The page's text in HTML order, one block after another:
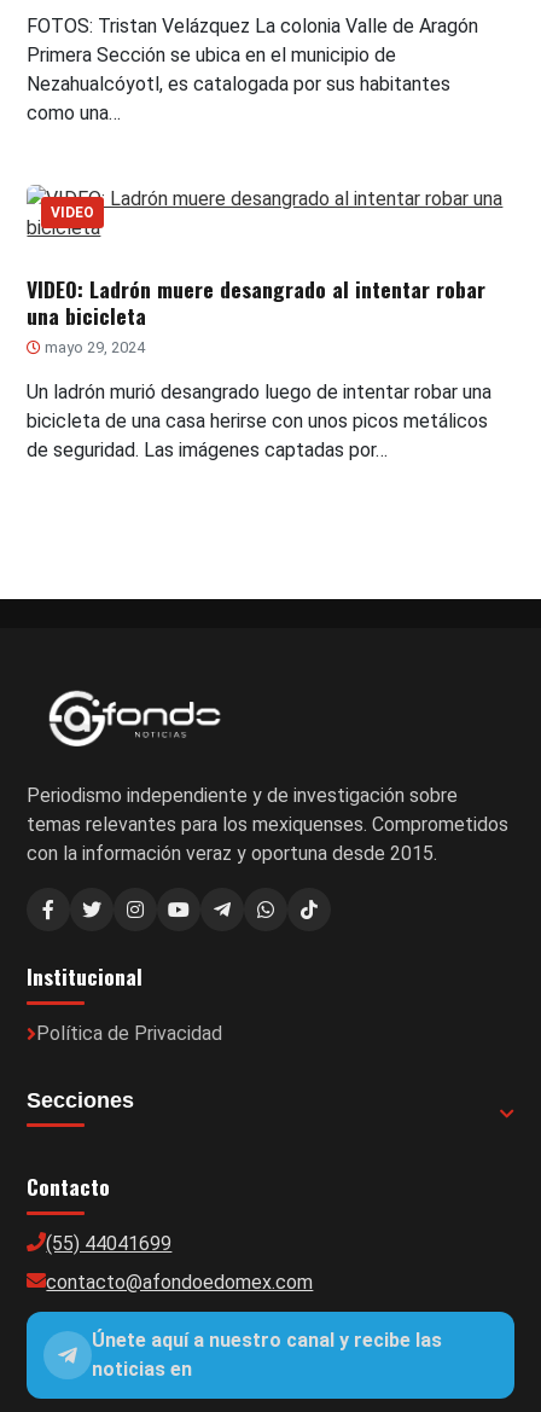
FOTOS: Tristan Velázquez La colonia Valle de Aragón
Primera Sección se ubica en el municipio de
Nezahualcóyotl, es catalogada por sus habitantes
como una…
VIDEO
VIDEO: Ladrón muere desangrado al intentar robar
una bicicleta
mayo 29, 2024
Un ladrón murió desangrado luego de intentar robar una
bicicleta de una casa herirse con unos picos metálicos
de seguridad. Las imágenes captadas por…
Periodismo independiente y de investigación sobre
temas relevantes para los mexiquenses. Comprometidos
con la información veraz y oportuna desde 2015.
Institucional
Política de Privacidad
Secciones
Contacto
(55) 44041699
contacto@afondoedomex.com
Únete aquí a nuestro canal y recibe las
noticias en